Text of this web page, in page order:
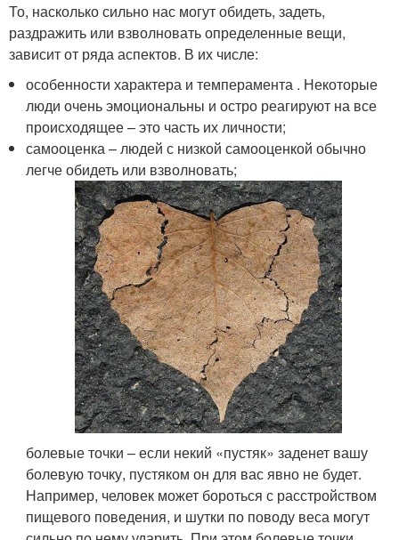
То, насколько сильно нас могут обидеть, задеть,
раздражить или взволновать определенные вещи,
зависит от ряда аспектов. В их числе:
особенности характера и темперамента . Некоторые
люди очень эмоциональны и остро реагируют на все
происходящее – это часть их личности;
самооценка – людей с низкой самооценкой обычно
легче обидеть или взволновать;
болевые точки – если некий «пустяк» заденет вашу
болевую точку, пустяком он для вас явно не будет.
Например, человек может бороться с расстройством
пищевого поведения, и шутки по поводу веса могут